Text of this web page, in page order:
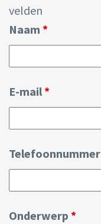
velden
Naam *
E-mail *
Telefoonnummer
Onderwerp *